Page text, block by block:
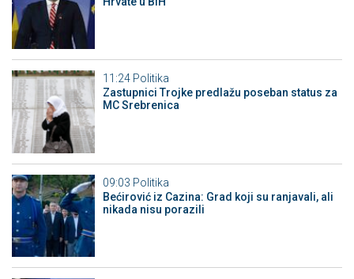
11:24 Politika
Zastupnici Trojke predlažu poseban status za
MC Srebrenica
09:03 Politika
Bećirović iz Cazina: Grad koji su ranjavali, ali
nikada nisu porazili